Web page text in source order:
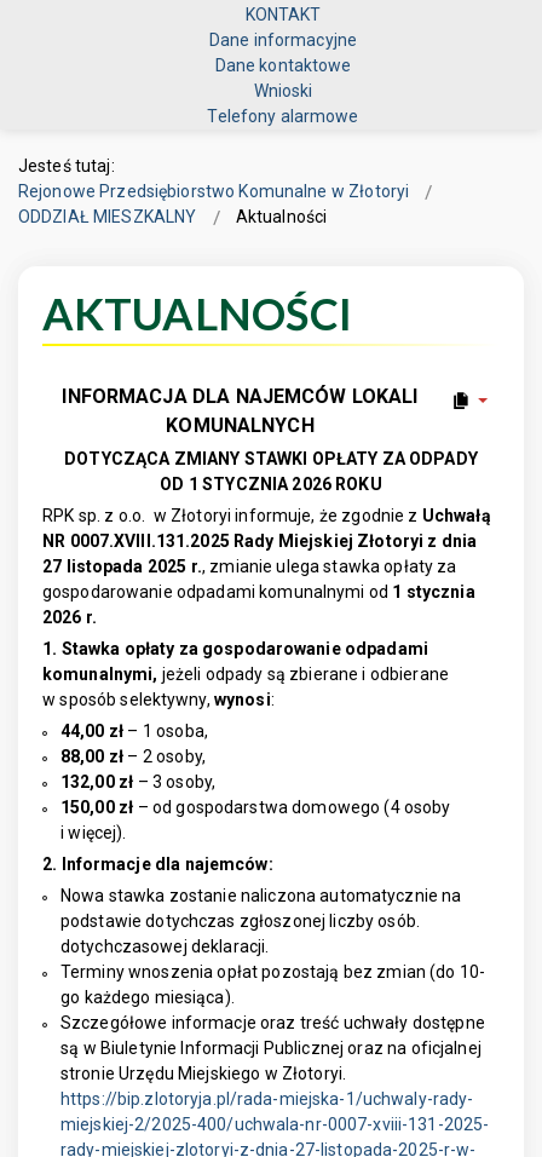
KONTAKT
Dane informacyjne
Dane kontaktowe
Wnioski
Telefony alarmowe
Jesteś tutaj:
Rejonowe Przedsiębiorstwo Komunalne w Złotoryi
ODDZIAŁ MIESZKALNY
Aktualności
AKTUALNOŚCI
INFORMACJA DLA NAJEMCÓW LOKALI
KOMUNALNYCH
DOTYCZĄCA ZMIANY STAWKI OPŁATY ZA ODPADY
OD 1 STYCZNIA 2026 ROKU
RPK sp. z o.o. w Złotoryi informuje, że zgodnie z Uchwałą
NR 0007.XVIII.131.2025 Rady Miejskiej Złotoryi z dnia
27 listopada 2025 r., zmianie ulega stawka opłaty za
gospodarowanie odpadami komunalnymi od 1 stycznia
2026 r.
1. Stawka opłaty za gospodarowanie odpadami
komunalnymi, jeżeli odpady są zbierane i odbierane
w sposób selektywny, wynosi:
44,00 zł – 1 osoba,
88,00 zł – 2 osoby,
132,00 zł – 3 osoby,
150,00 zł – od gospodarstwa domowego (4 osoby
i więcej).
2. Informacje dla najemców:
Nowa stawka zostanie naliczona automatycznie na
podstawie dotychczas zgłoszonej liczby osób.
dotychczasowej deklaracji.
Terminy wnoszenia opłat pozostają bez zmian (do 10-
go każdego miesiąca).
Szczegółowe informacje oraz treść uchwały dostępne
są w Biuletynie Informacji Publicznej oraz na oficjalnej
stronie Urzędu Miejskiego w Złotoryi.
https://bip.zlotoryja.pl/rada-miejska-1/uchwaly-rady-
miejskiej-2/2025-400/uchwala-nr-0007-xviii-131-2025-
rady-miejskiej-zlotoryi-z-dnia-27-listopada-2025-r-w-